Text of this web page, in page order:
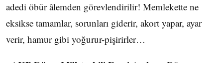
adedi öbür âlemden görevlendirilir! Memlekette ne
eksikse tamamlar, sorunları giderir, akort yapar, ayar
verir, hamur gibi yoğurur-pişirirler…